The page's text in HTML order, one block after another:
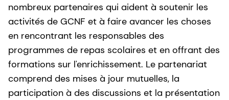
nombreux partenaires qui aident à soutenir les
activités de GCNF et à faire avancer les choses
en rencontrant les responsables des
programmes de repas scolaires et en offrant des
formations sur l'enrichissement. Le partenariat
comprend des mises à jour mutuelles, la
participation à des discussions et la présentation